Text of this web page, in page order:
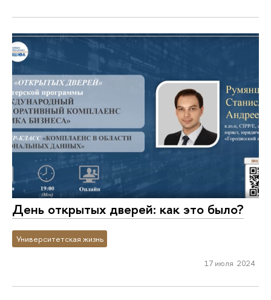
День открытых дверей: как это было?
Университетская жизнь
17 июля 2024